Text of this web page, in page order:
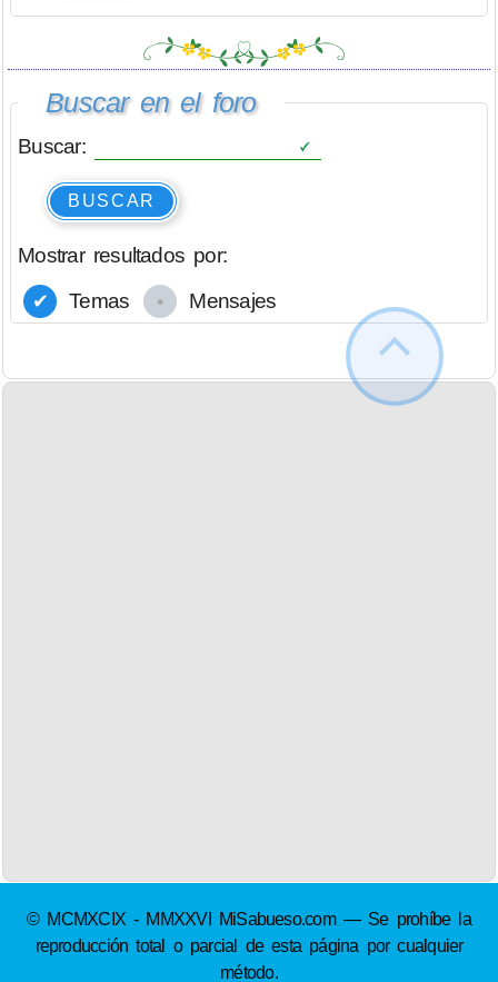
Buscar en el foro
Buscar:
BUSCAR
Mostrar resultados por:
Temas
Mensajes
© MCMXCIX - MMXXVI MiSabueso.com — Se prohíbe la
reproducción total o parcial de esta página por cualquier
método.